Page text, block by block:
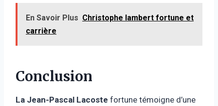
En Savoir Plus Christophe lambert fortune et
carrière
Conclusion
La Jean-Pascal Lacoste fortune témoigne d’une